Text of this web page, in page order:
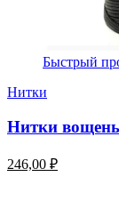
Быстрый
Нитки
Нитки
246,00 ₽